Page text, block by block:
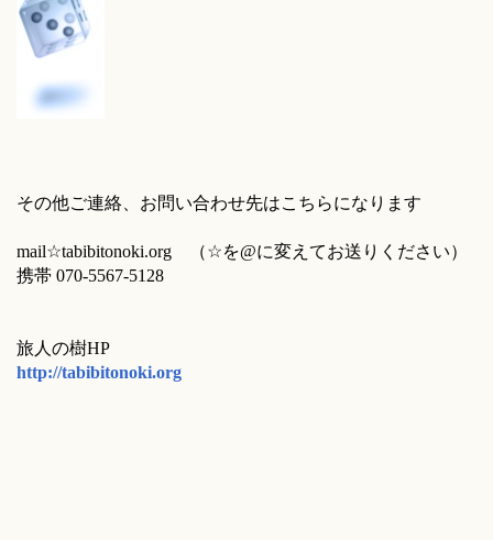
その他ご連絡、お問い合わせ先はこちらになります
mail☆tabibitonoki.org （☆を@に変えてお送りください）
携帯 070-5567-5128
旅人の樹HP
http://tabibitonoki.org